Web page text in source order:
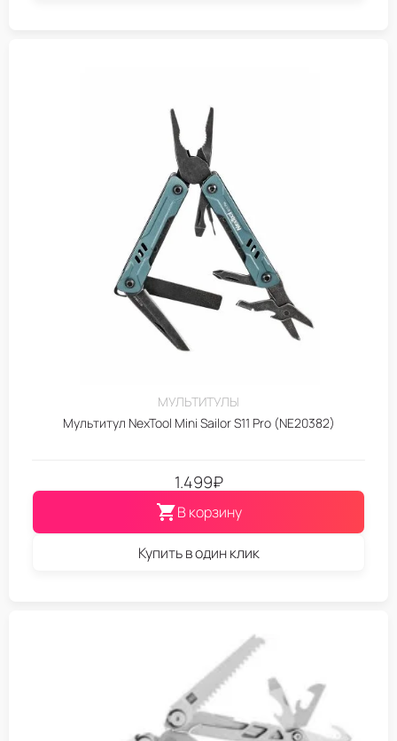
МУЛЬТИТУЛЫ
Мультитул NexTool Mini Sailor S11 Pro (NE20382)
1.499₽
В корзину
Купить в один клик